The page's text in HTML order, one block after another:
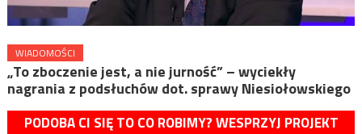
WIADOMOŚCI
„To zboczenie jest, a nie jurność” – wyciekły
nagrania z podsłuchów dot. sprawy Niesiołowskiego
PODOBA CI SIĘ TO CO ROBIMY? WESPRZYJ PROJEKT